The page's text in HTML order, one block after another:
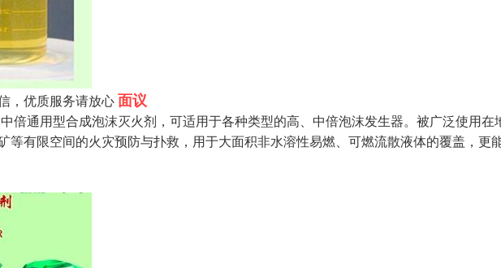
，优质服务请放心面议
倍通用型合成泡沫灭火剂，可适用于各种类型的高、中倍泡沫发生器。被广泛使用在
等有限空间的火灾预防与扑救，用于大面积非水溶性易燃、可燃流散液体的覆盖，更